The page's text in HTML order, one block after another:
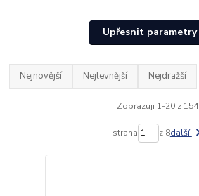
Upřesnit parametry
Nejnovější Nejlevnější Nejdražší
Zobrazuji 1-20 z 154
strana z 8další